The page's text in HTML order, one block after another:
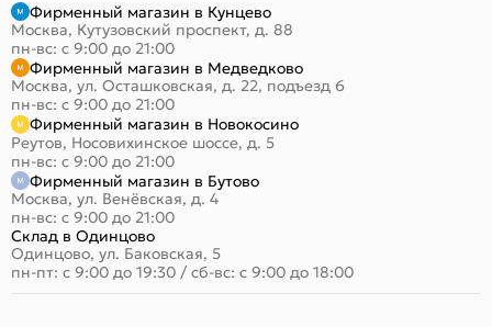
Фирменный магазин в Кунцево
Москва, Кутузовский проспект, д. 88
пн-вс: с 9:00 до 21:00
Фирменный магазин в Медведково
Москва, ул. Осташковская, д. 22, подъезд 6
пн-вс: с 9:00 до 21:00
Фирменный магазин в Новокосино
Реутов, Носовихинское шоссе, д. 5
пн-вс: с 9:00 до 21:00
Фирменный магазин в Бутово
Москва, ул. Венёвская, д. 4
пн-вс: с 9:00 до 21:00
Склад в Одинцово
Одинцово, ул. Баковская, 5
пн-пт: с 9:00 до 19:30 / сб-вс: с 9:00 до 18:00